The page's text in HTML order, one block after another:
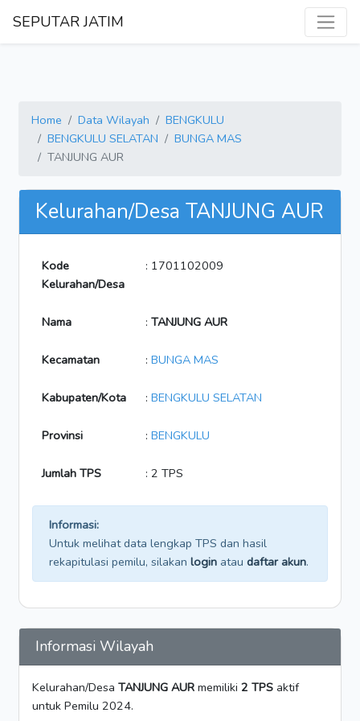
SEPUTAR JATIM
Home Data Wilayah
BENGKULU
BENGKULU SELATAN
BUNGA MAS
TANJUNG AUR
Kelurahan/Desa TANJUNG AUR
Kode
Kelurahan/Desa
: 1701102009
Nama : TANJUNG AUR
Kecamatan : BUNGA MAS
Kabupaten/Kota : BENGKULU SELATAN
Provinsi : BENGKULU
Jumlah TPS : 2 TPS
Informasi:
Untuk melihat data lengkap TPS dan hasil
rekapitulasi pemilu, silakan login atau daftar akun.
Informasi Wilayah
Kelurahan/Desa TANJUNG AUR memiliki 2 TPS aktif
untuk Pemilu 2024.